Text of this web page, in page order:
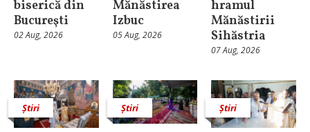
biserică din
Bucureşti
02 Aug, 2026
Mănăstirea
Izbuc
05 Aug, 2026
hramul
Mănăstirii
Sihăstria
07 Aug, 2026
Știri Știri Știri